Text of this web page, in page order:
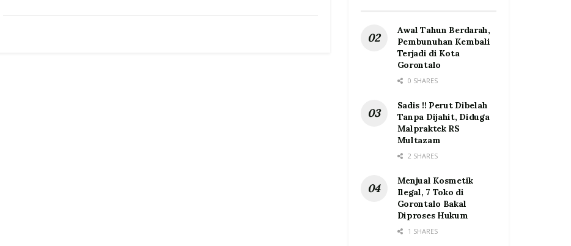
Awal Tahun Berdarah,
Pembunuhan Kembali
Terjadi di Kota
Gorontalo
0 SHARES
Sadis !! Perut Dibelah
Tanpa Dijahit, Diduga
Malpraktek RS
Multazam
2 SHARES
Menjual Kosmetik
Ilegal, 7 Toko di
Gorontalo Bakal
Diproses Hukum
1 SHARES